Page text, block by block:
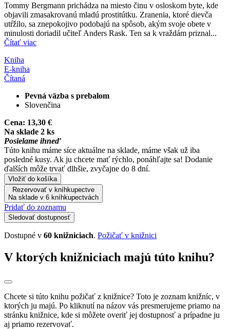
Tommy Bergmann prichádza na miesto činu v osloskom byte, kde
objavili zmasakrovanú mladú prostitútku. Zranenia, ktoré dievča
utŕžilo, sa znepokojivo podobajú na spôsob, akým svoje obete v
minulosti doriadil učiteľ Anders Rask. Ten sa k vraždám priznal...
Čítať viac
Kniha
E-kniha
Čítaná
Pevná väzba s prebalom
Slovenčina
Cena: 13,30 €
Na sklade 2 ks
Posielame ihneď
Túto knihu máme síce aktuálne na sklade, máme však už iba
posledné kusy. Ak ju chcete mať rýchlo, ponáhľajte sa! Dodanie
ďalších môže trvať dlhšie, zvyčajne do 8 dní.
Vložiť do košíka
Rezervovať v kníhkupectve
Na sklade v 6 kníhkupectvách
Pridať do zoznamu
Sledovať dostupnosť
Dostupné v 60 knižniciach. Požičať v knižnici
V ktorých knižniciach majú túto knihu?
Chcete si túto knihu požičať z knižnice? Toto je zoznam knižníc, v
ktorých ju majú. Po kliknutí na názov vás presmerujeme priamo na
stránku knižnice, kde si môžete overiť jej dostupnosť a prípadne ju
aj priamo rezervovať.